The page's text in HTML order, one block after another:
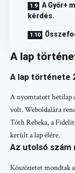
A Győr+
kérdés.
A lap
A lap története
A nyomtatott hetilap
volt. Weboldalára
Tóth Rebeka, a
került a lap élére.
Az utolsó szám
Köszönetet mondtak